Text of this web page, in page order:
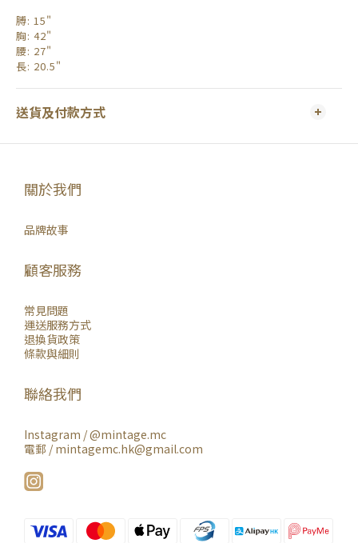
膊: 15"
胸: 42"
腰: 27"
長: 20.5"
送貨及付款方式
關於我們
品牌故事
顧客服務
常見問題
運送服務方式
退換貨政策
條款與細則
聯絡我們
Instagram /@mintage.mc
電郵 / mintagemc.hk@gmail.com